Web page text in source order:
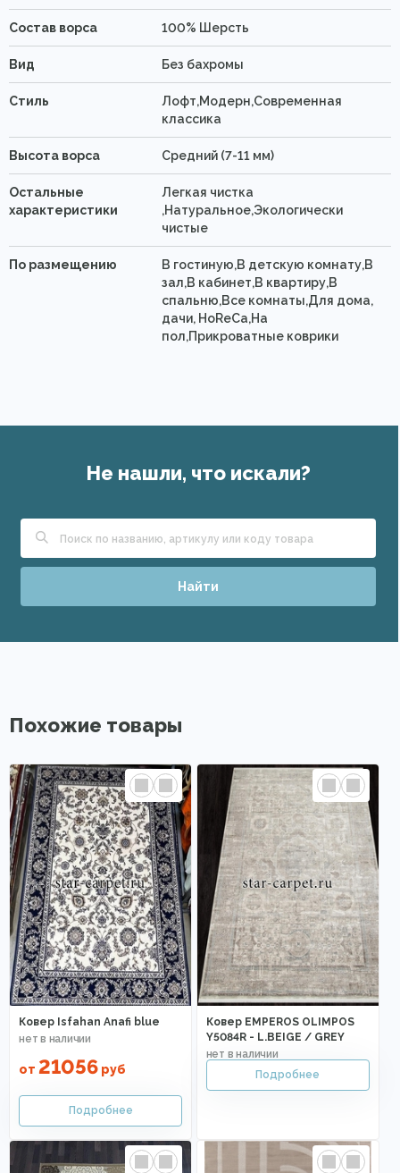
Состав ворса 100% Шерсть
Вид Без бахромы
Стиль
Лофт,Модерн,Современная
классика
Высота ворса Средний (7-11 мм)
Остальные
характеристики
Легкая чистка
,Натуральное,Экологически
чистые
По размещению
В гостиную,В детскую комнату,В
зал,В кабинет,В квартиру,В
спальню,Все комнаты,Для дома,
дачи, HoReCa,На
пол,Прикроватные коврики
Не нашли, что искали?
Найти
Похожие товары
Ковер Isfahan Anafi blue
от 21056 руб
Ковер EMPEROS OLIMPOS
Y5084R - L.BEIGE / GREY